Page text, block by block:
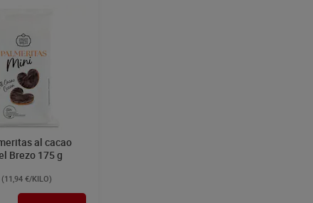
al cacao
Brezo 175 g
(11,94 €/KILO)